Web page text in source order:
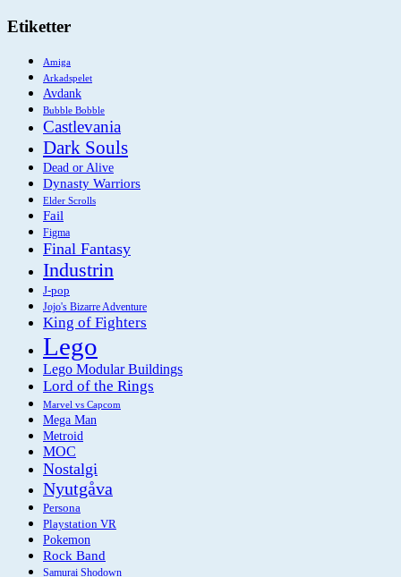
Etiketter
Amiga
Arkadspelet
Avdank
Bubble Bobble
Castlevania
Dark Souls
Dead or Alive
Dynasty Warriors
Elder Scrolls
Fail
Figma
Final Fantasy
Industrin
J-pop
Jojo's Bizarre Adventure
King of Fighters
Lego
Lego Modular Buildings
Lord of the Rings
Marvel vs Capcom
Mega Man
Metroid
MOC
Nostalgi
Nyutgåva
Persona
Playstation VR
Pokemon
Rock Band
Samurai Shodown